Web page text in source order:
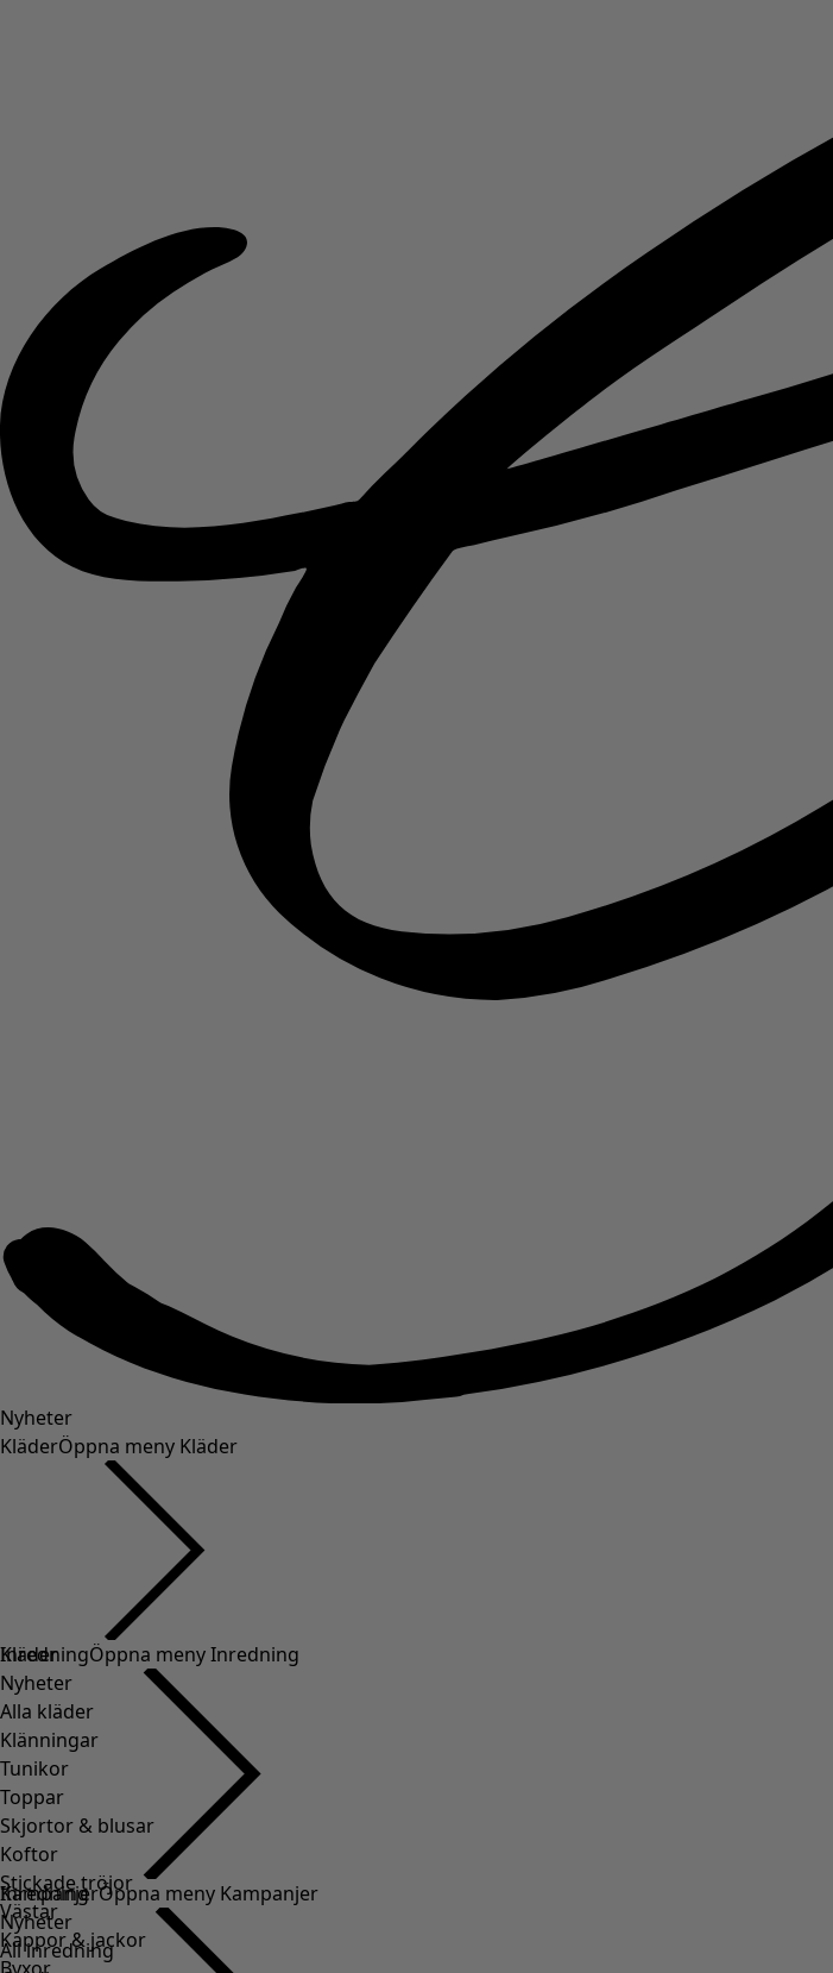
Nyheter
KläderÖppna meny Kläder
Kläder
Nyheter
Alla kläder
Klänningar
Tunikor
Toppar
Skjortor & blusar
Koftor
Stickade tröjor
Västar
Kappor & jackor
InredningÖppna meny Inredning
Inredning
Nyheter
All inredning
KampanjerÖppna meny Kampanjer